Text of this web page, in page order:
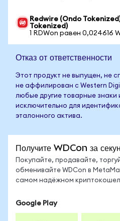
Redwire (Ondo
Tokenized)
1 RDWon равен 0,024616
Отказ от ответственности
Этот продукт не выпущен, не
не аффилирован с Western
любые другие товарные знаки
исключительно для
эталонного актива.
Получите WDCon за
Покупайте, продавайте,
обменивайте WDCon в
самом надёжном
Google Play